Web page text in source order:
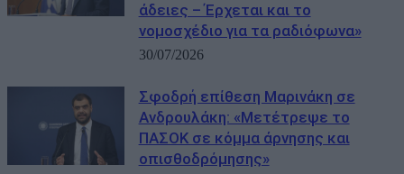
άδειες – Έρχεται και το
νομοσχέδιο για τα ραδιόφωνα»
30/07/2026
Σφοδρή επίθεση Μαρινάκη σε
Ανδρουλάκη: «Μετέτρεψε το
ΠΑΣΟΚ σε κόμμα άρνησης και
οπισθοδρόμησης»